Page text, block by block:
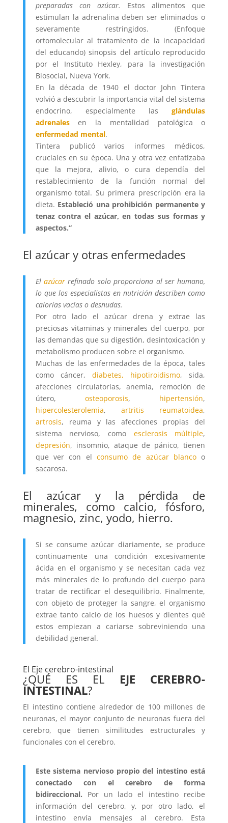
preparadas con azúcar.
Estos alimentos que
estimulan la adrenalina deben ser eliminados o
severamente restringidos. (Enfoque
ortomolecular al tratamiento de la incapacidad
del educando) sinopsis del artículo reproducido
por el Instituto Hexley, para la investigación
Biosocial, Nueva York.
En la década de 1940 el doctor John Tintera
volvió a descubrir la importancia vital del sistema
endocrino, especialmente lasglándulas
adrenalesen la mentalidad patológica o
enfermedad mental.
Tintera publicó varios informes médicos,
cruciales en su época. Una y otra vez enfatizaba
que la mejora, alivio, o cura dependía del
restablecimiento de la función normal del
organismo total. Su primera prescripción era la
dieta. Estableció una prohibición permanente y
tenaz contra el azúcar, en todas sus formas y
aspectos.”
El azúcar y otras enfermedades
Elazúcar refinado solo proporciona al ser humano,
lo que los especialistas en nutrición describen como
calorías vacías o desnudas.
Por otro lado el azúcar drena y extrae las
preciosas vitaminas y minerales del cuerpo, por
las demandas que su digestión, desintoxicación y
metabolismo producen sobre el organismo.
Muchas de las enfermedades de la época, tales
como cáncer, diabetes, hipotiroidismo, sida,
afecciones circulatorias, anemia, remoción de
útero, osteoporosis, hipertensión,
hipercolesterolemia, artritis reumatoidea,
artrosis, reuma y las afecciones propias del
sistema nervioso, como esclerosis múltiple,
depresión, insomnio, ataque de pánico, tienen
que ver con el consumo de azúcar blancoo
sacarosa.
El azúcar y la pérdida de
minerales, como calcio, fósforo,
magnesio, zinc, yodo, hierro.
Si se consume azúcar diariamente, se produce
continuamente una condición excesivamente
ácida en el organismo y se necesitan cada vez
más minerales de lo profundo del cuerpo para
tratar de rectificar el desequilibrio. Finalmente,
con objeto de proteger la sangre, el organismo
extrae tanto calcio de los huesos y dientes qué
estos empiezan a cariarse sobreviniendo una
debilidad general.
El Eje cerebro-intestinal
¿QUÉ ES EL EJE CEREBRO-
INTESTINAL?
El intestino contiene alrededor de 100 millones de
neuronas, el mayor conjunto de neuronas fuera del
cerebro, que tienen similitudes estructurales y
funcionales con el cerebro.
Este sistema nervioso propio del intestino está
conectado con el cerebro de forma
bidireccional. Por un lado el intestino recibe
información del cerebro, y, por otro lado, el
intestino envía mensajes al cerebro. Esta